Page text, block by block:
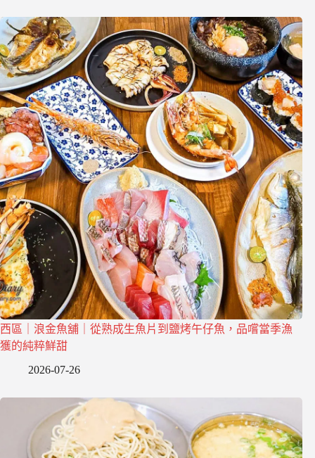
西區｜浪金魚舖｜從熟成生魚片到鹽烤午仔魚，品嚐當季漁
獲的純粹鮮甜
2026-07-26